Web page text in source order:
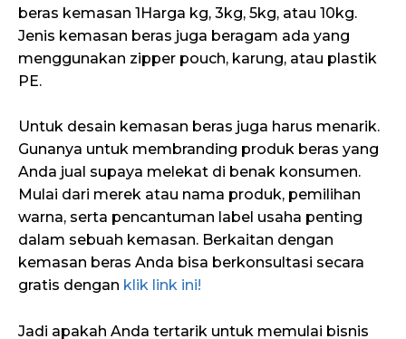
beras kemasan 1Harga kg, 3kg, 5kg, atau 10kg.
Jenis kemasan beras juga beragam ada yang
menggunakan zipper pouch, karung, atau plastik
PE.
Untuk desain kemasan beras juga harus menarik.
Gunanya untuk membranding produk beras yang
Anda jual supaya melekat di benak konsumen.
Mulai dari merek atau nama produk, pemilihan
warna, serta pencantuman label usaha penting
dalam sebuah kemasan. Berkaitan dengan
kemasan beras Anda bisa berkonsultasi secara
gratis dengan klik link ini!
Jadi apakah Anda tertarik untuk memulai bisnis